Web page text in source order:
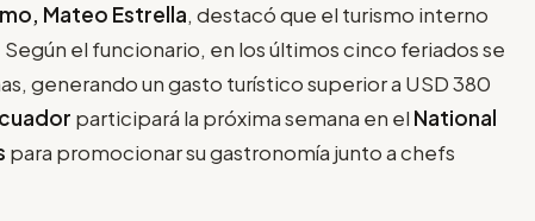
Mateo Estrella, destacó que el turismo interno
el funcionario, en los últimos cinco feriados se
generando un gasto turístico superior a USD 380
participará la próxima semana en el National
para promocionar su gastronomía junto a chefs